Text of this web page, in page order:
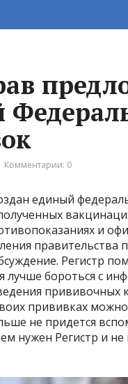
Комментарии: 0
единый
и
Регистр
лучше бороться с
прививках
не придется
нужен Регистр и